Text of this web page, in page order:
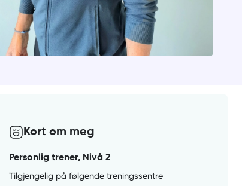
Kort om meg
Personlig trener, Nivå 2
Tilgjengelig på følgende treningssentre